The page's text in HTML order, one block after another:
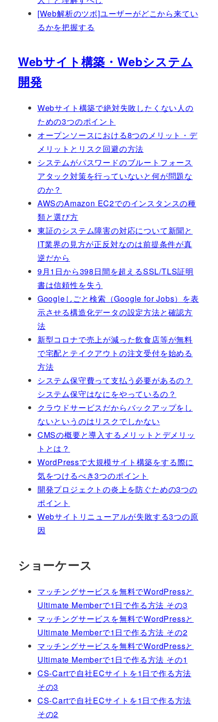
[Web解析のツボ]ユーザーがどこから来てい
るかを把握する
Webサイト構築・Webシステム
開発
Webサイト構築で絶対失敗したくない人の
ための3つのポイント
オープンソースにおける8つのメリット・デ
メリットとリスク回避の方法
システムがパスワードのブルートフォース
アタック対策を行っていないと何が問題な
のか？
AWSのAmazon EC2でのインスタンスの種
類と選び方
東証のシステム障害の対応について新聞と
IT業界の見方が正反対なのは前提条件が真
逆だから
9月1日から398日間を超えるSSL/TLS証明
書は信頼性を失う
Googleしごと検索（Google for Jobs）を表
示させる構造化データの設定方法と確認方
法
新型コロナで売上が減った飲食店等が無料
で宅配とテイクアウトの注文受付を始める
方法
システム保守費って支払う必要があるの？
システム保守はなにをやっているの？
クラウドサービスだからバックアップをし
ないというのはリスクでしかない
CMSの概要と導入するメリットとデメリッ
トとは？
WordPressで大規模サイト構築をする際に
気をつけるべき3つのポイント
開発プロジェクトの炎上を防ぐための3つの
ポイント
Webサイトリニューアルが失敗する3つの原
因
ショーケース
マッチングサービスを無料でWordPressと
Ultimate Memberで1日で作る方法 その3
マッチングサービスを無料でWordPressと
Ultimate Memberで1日で作る方法 その2
マッチングサービスを無料でWordPressと
Ultimate Memberで1日で作る方法 その1
CS-Cartで自社ECサイトを1日で作る方法
その3
CS-Cartで自社ECサイトを1日で作る方法
その2